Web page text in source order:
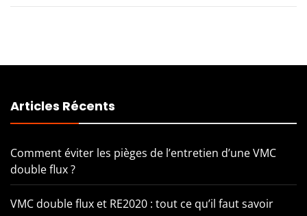
Articles Récents
Comment éviter les pièges de l’entretien d’une VMC
double flux ?
VMC double flux et RE2020 : tout ce qu’il faut savoir